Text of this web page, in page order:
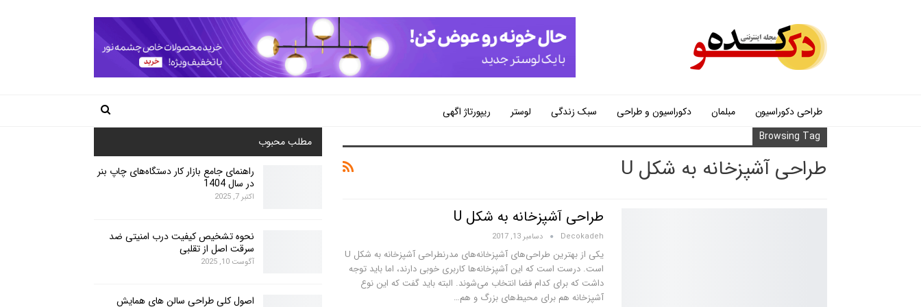
طراحی دکوراسیون مبلمان دکوراسیون و طراحی سبک زندگی لوستر
ریپورتاژ اگهی
Browsing Tag
طراحی آشپزخانه به شکل U
طراحی آشپزخانه به شکل U
Decokadeh دسامبر 13, 2017
یکی از بهترین طراحی‌های آشپزخانه‌های مدرنطراحی آشپزخانه به شکل U
است. درست است که این آشپزخانه‌ها کاربری خوبی دارند، اما باید توجه
داشت که برای کدام فضا انتخاب می‌شوند. البته باید گفت که این نوع
آشپزخانه هم برای محیط‌های بزرگ و هم…
مطلب محبوب
راهنمای جامع بازار کار دستگاه‌های چاپ بنر
در سال 1404
اکتبر 7, 2025
نحوه تشخیص کیفیت درب امنیتی ضد
سرقت اصل از تقلبی
آگوست 10, 2025
اصول کلی طراحی سالن های همایش